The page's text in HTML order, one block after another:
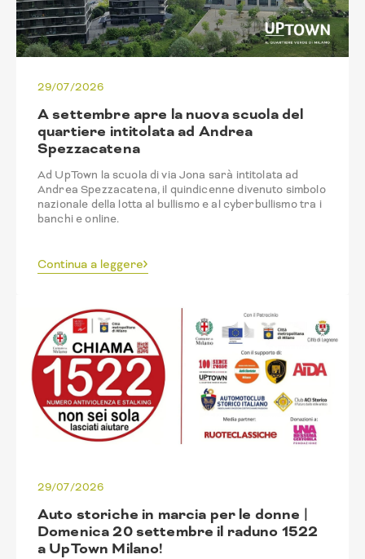
29/07/2026
A settembre apre la nuova scuola del
quartiere intitolata ad Andrea
Spezzacatena
Ad UpTown la scuola di via Jona sarà intitolata ad
Andrea Spezzacatena, il quindicenne divenuto simbolo
nazionale della lotta al bullismo e al cyberbullismo tra i
banchi e online.
Continua a leggere
29/07/2026
Auto storiche in marcia per le donne |
Domenica 20 settembre il raduno 1522
a UpTown Milano!